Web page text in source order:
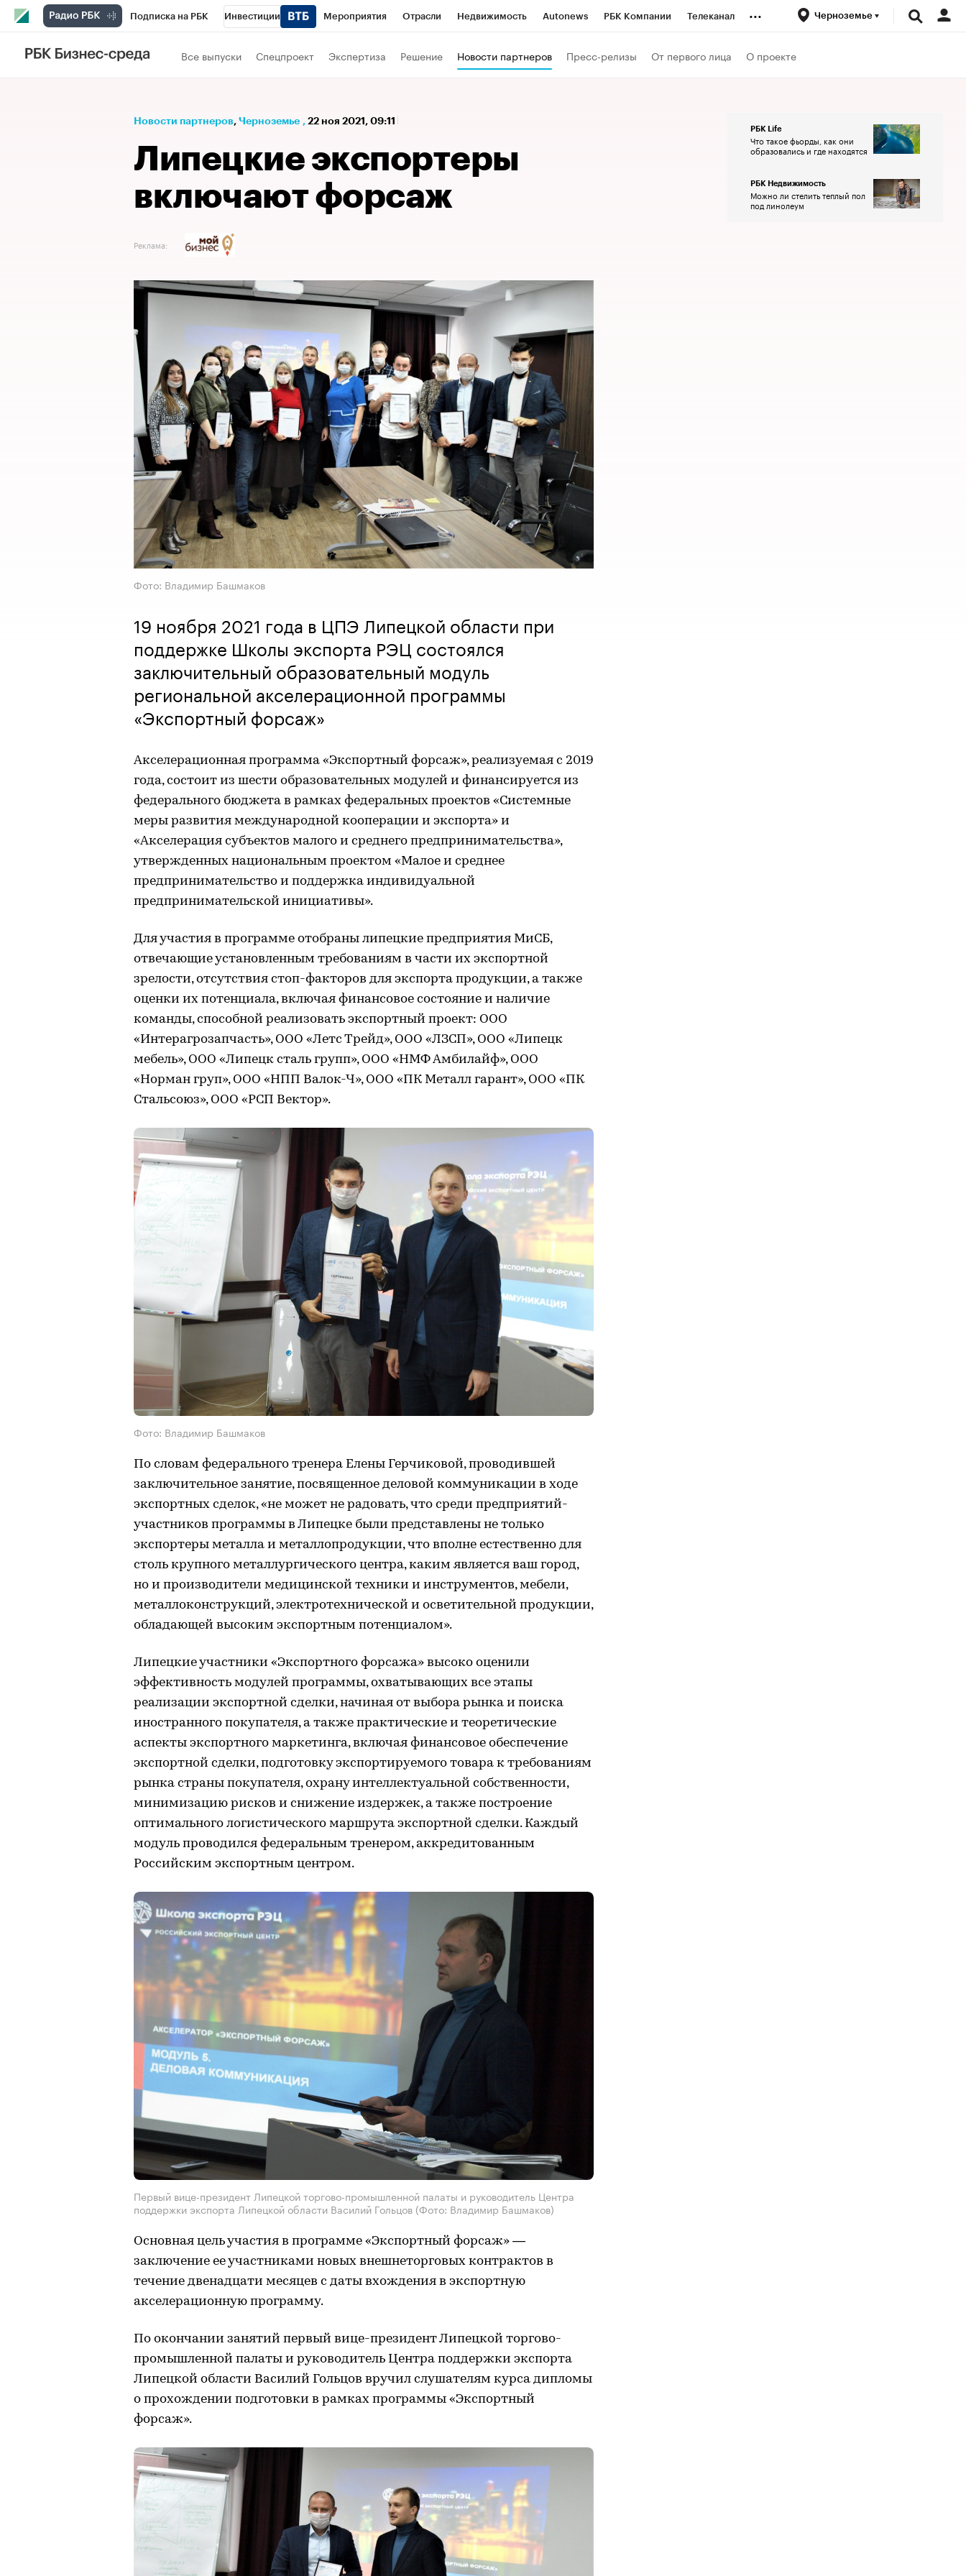
Подписка на РБК Инвестиции Мероприятия Отрасли Недвижимость Autonews РБК Компании Телеканал
РБК Вино
Проверка контрагентов
... Черноземье
Все выпуски Спецпроект Экспертиза Решение Новости партнеров Пресс-релизы От первого лица О проекте
Новости партнеров⁠, Черноземье , 22 ноя 2021, 09:11
Липецкие экспортеры
включают форсаж
Реклама:
Фото: Владимир Башмаков
19 ноября 2021 года в ЦПЭ Липецкой области при
поддержке Школы экспорта РЭЦ состоялся
заключительный образовательный модуль
региональной акселерационной программы
«Экспортный форсаж»
Акселерационная программа «Экспортный форсаж», реализуемая с 2019
года, состоит из шести образовательных модулей и финансируется из
федерального бюджета в рамках федеральных проектов «Системные
меры развития международной кооперации и экспорта» и
«Акселерация субъектов малого и среднего предпринимательства»,
утвержденных национальным проектом «Малое и среднее
предпринимательство и поддержка индивидуальной
предпринимательской инициативы».
Для участия в программе отобраны липецкие предприятия МиСБ,
отвечающие установленным требованиям в части их экспортной
зрелости, отсутствия стоп-факторов для экспорта продукции, а также
оценки их потенциала, включая финансовое состояние и наличие
команды, способной реализовать экспортный проект: ООО
«Интерагрозапчасть», ООО «Летс Трейд», ООО «ЛЗСП», ООО «Липецк
мебель», ООО «Липецк сталь групп», ООО «НМФ Амбилайф», ООО
«Норман груп», ООО «НПП Валок-Ч», ООО «ПК Металл гарант», ООО «ПК
Стальсоюз», ООО «РСП Вектор».
Фото: Владимир Башмаков
По словам федерального тренера Елены Герчиковой, проводившей
заключительное занятие, посвященное деловой коммуникации в ходе
экспортных сделок, «не может не радовать, что среди предприятий-
участников программы в Липецке были представлены не только
экспортеры металла и металлопродукции, что вполне естественно для
столь крупного металлургического центра, каким является ваш город,
но и производители медицинской техники и инструментов, мебели,
металлоконструкций, электротехнической и осветительной продукции,
обладающей высоким экспортным потенциалом».
Липецкие участники «Экспортного форсажа» высоко оценили
эффективность модулей программы, охватывающих все этапы
реализации экспортной сделки, начиная от выбора рынка и поиска
иностранного покупателя, а также практические и теоретические
аспекты экспортного маркетинга, включая финансовое обеспечение
экспортной сделки, подготовку экспортируемого товара к требованиям
рынка страны покупателя, охрану интеллектуальной собственности,
минимизацию рисков и снижение издержек, а также построение
оптимального логистического маршрута экспортной сделки. Каждый
модуль проводился федеральным тренером, аккредитованным
Российским экспортным центром.
Первый вице-президент Липецкой торгово-промышленной палаты и руководитель Центра
поддержки экспорта Липецкой области Василий Гольцов (Фото: Владимир Башмаков)
Основная цель участия в программе «Экспортный форсаж» —
заключение ее участниками новых внешнеторговых контрактов в
течение двенадцати месяцев с даты вхождения в экспортную
акселерационную программу.
По окончании занятий первый вице-президент Липецкой торгово-
промышленной палаты и руководитель Центра поддержки экспорта
Липецкой области Василий Гольцов вручил слушателям курса дипломы
о прохождении подготовки в рамках программы «Экспортный
форсаж».
РБК Life
Что такое фьорды, как они
образовались и где находятся
РБК Недвижимость
Можно ли стелить теплый пол
под линолеум